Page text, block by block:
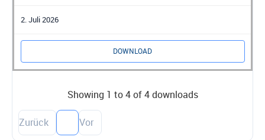
2. Juli 2026
DOWNLOAD
Showing 1 to 4 of 4 downloads
Zurück Vor